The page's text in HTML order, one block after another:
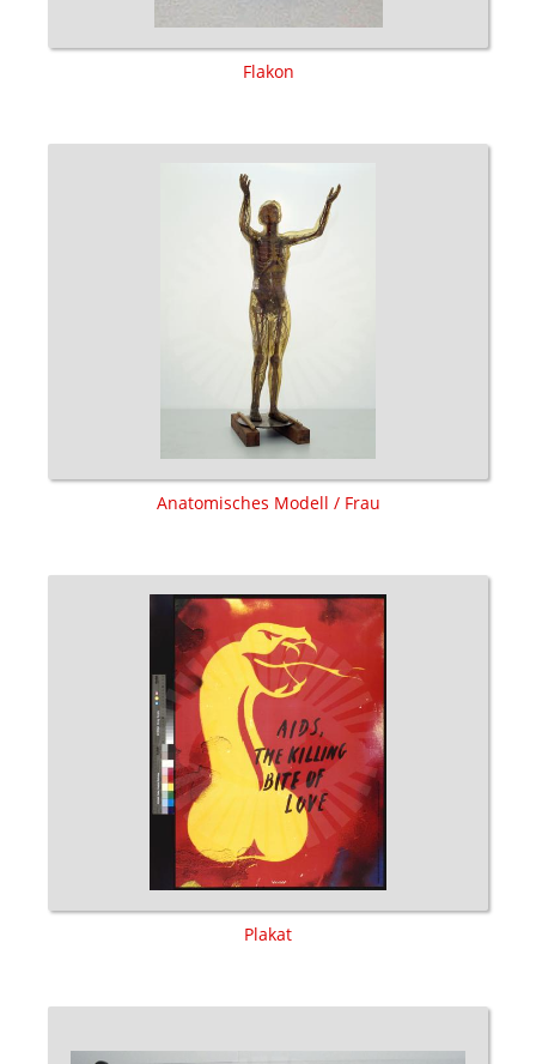
Flakon
Anatomisches Modell / Frau
Plakat